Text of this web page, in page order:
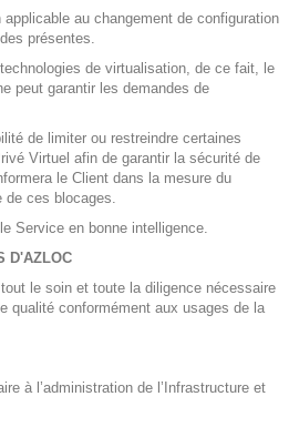
au changement de configuration
présentes.
de virtualisation, de ce fait, le
peut garantir les demandes de
de limiter ou restreindre certaines
Virtuel afin de garantir la sécurité de
le Client dans la mesure du
de ces blocages.
Service en bonne intelligence.
D'AZLOC
le soin et toute la diligence nécessaire
qualité conformément aux usages de la
à l’administration de l’Infrastructure et